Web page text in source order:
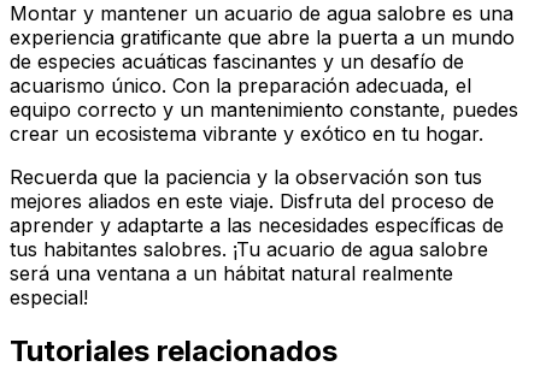
Montar y mantener un acuario de agua salobre es una
experiencia gratificante que abre la puerta a un mundo
de especies acuáticas fascinantes y un desafío de
acuarismo único. Con la preparación adecuada, el
equipo correcto y un mantenimiento constante, puedes
crear un ecosistema vibrante y exótico en tu hogar.
Recuerda que la paciencia y la observación son tus
mejores aliados en este viaje. Disfruta del proceso de
aprender y adaptarte a las necesidades específicas de
tus habitantes salobres. ¡Tu acuario de agua salobre
será una ventana a un hábitat natural realmente
especial!
Tutoriales relacionados